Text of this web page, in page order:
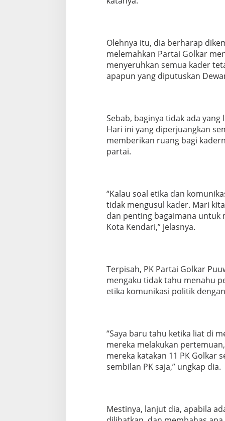
Olehnya itu, dia berharap
melemahkan Partai Golkar
menyeruhkan semua kader
apapun yang diputuskan
Sebab, baginya tidak ada
Hari ini yang diperjuangkan
memberikan ruang bagi
partai.
“Kalau soal etika dan
tidak mengusul kader. Mari
dan penting bagaimana untuk
Kota Kendari,” jelasnya.
Terpisah, PK Partai Golkar
mengaku tidak tahu menahu
etika komunikasi politik
“Saya baru tahu ketika liat di
mereka melakukan
mereka katakan 11 PK Golkar
sembilan PK saja,” ungkap dia.
Mestinya, lanjut dia, apabila